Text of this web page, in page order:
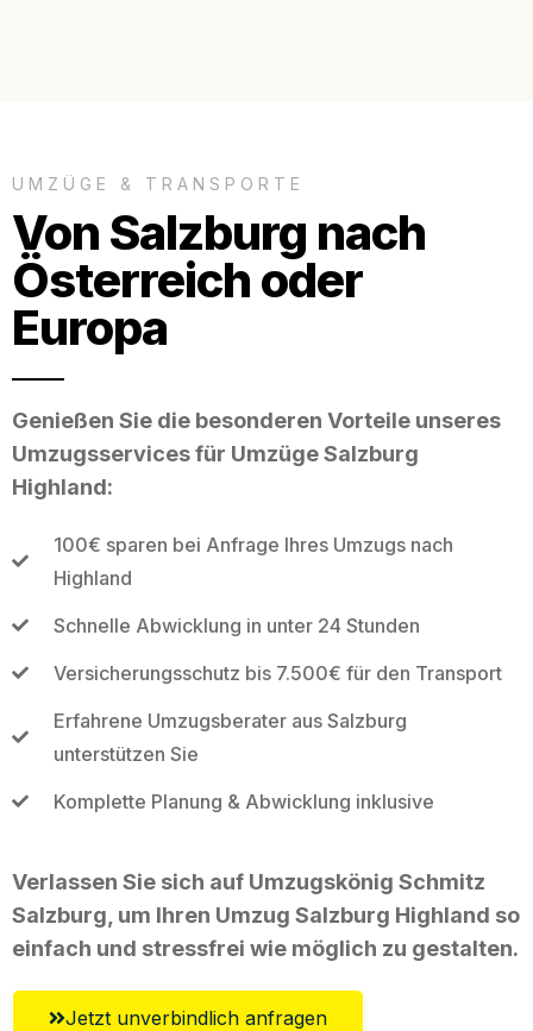
UMZÜGE & TRANSPORTE
Von Salzburg nach
Österreich oder
Europa
Genießen Sie die besonderen Vorteile unseres
Umzugsservices für Umzüge Salzburg
Highland:
100€ sparen bei Anfrage Ihres Umzugs nach
Highland
Schnelle Abwicklung in unter 24 Stunden
Versicherungsschutz bis 7.500€ für den Transport
Erfahrene Umzugsberater aus Salzburg
unterstützen Sie
Komplette Planung & Abwicklung inklusive
Verlassen Sie sich auf Umzugskönig Schmitz
Salzburg, um Ihren Umzug Salzburg Highland so
einfach und stressfrei wie möglich zu gestalten.
Jetzt unverbindlich anfragen